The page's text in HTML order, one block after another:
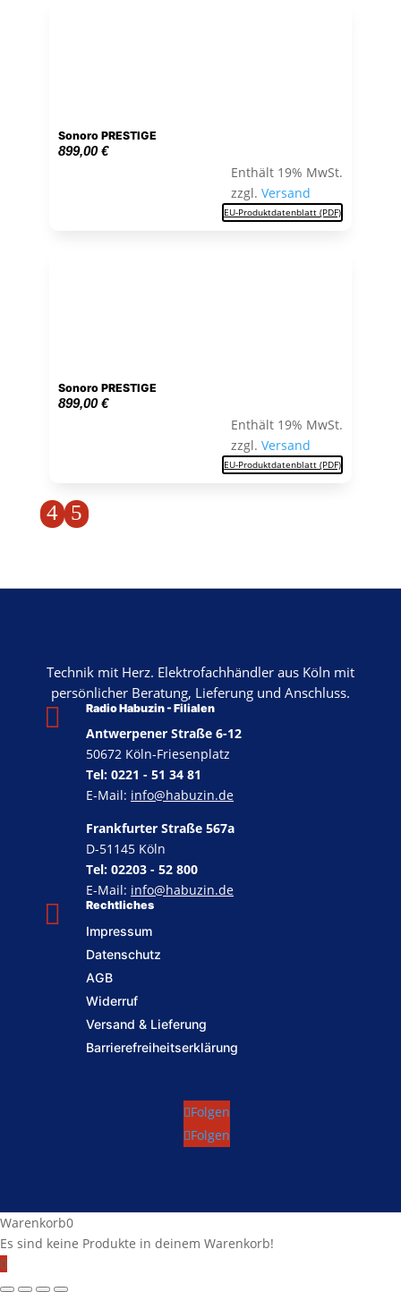
Sonoro PRESTIGE
899,00€
Enthält 19% MwSt.
zzgl.Versand
EU-Produktdatenblatt (PDF)
Sonoro PRESTIGE
899,00€
Enthält 19% MwSt.
zzgl.Versand
EU-Produktdatenblatt (PDF)
4 5
Technik mit Herz. Elektrofachhändler aus Köln mit
persönlicher Beratung, Lieferung und Anschluss.
 Rechtliches
Impressum
Datenschutz
AGB
Widerruf
Versand & Lieferung
Barrierefreiheitserklärung
 Radio Habuzin - Filialen
Antwerpener Straße 6-12
50672 Köln-Friesenplatz
Tel: 0221 - 51 34 81
E-Mail: info@habuzin.de
Frankfurter Straße 567a
D-51145 Köln
Tel: 02203 - 52 800
E-Mail: info@habuzin.de
Folgen
Folgen
Warenkorb0
Es sind keine Produkte in deinem Warenkorb!
0